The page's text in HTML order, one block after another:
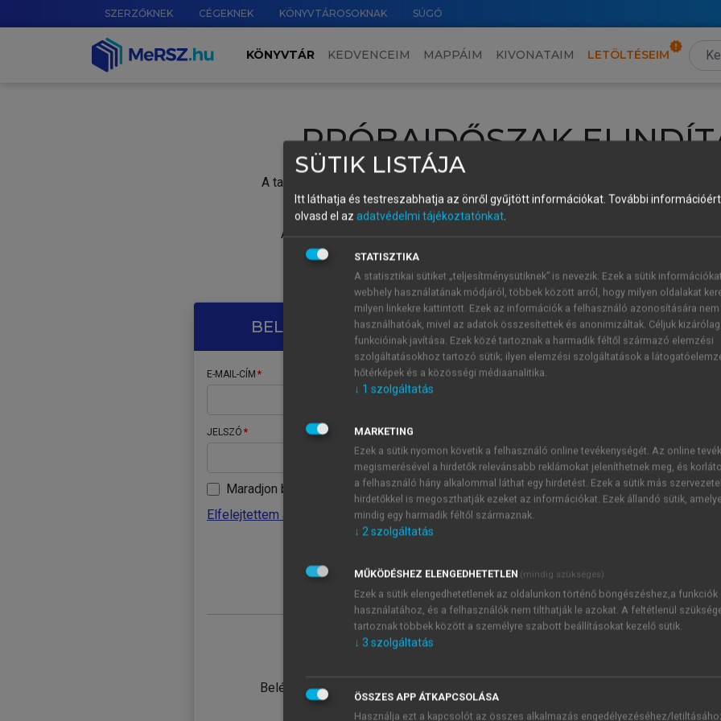
SZERZŐKNEK CÉGEKNEK KÖNYVTÁROSOKNAK SÚGÓ
KÖNYVTÁR KEDVENCEIM MAPPÁIM KIVONATAIM LETÖLTÉSEIM
PRÓBAIDŐSZAK
A tartalom megtekintéséhez lépj be a saját fiókoddal, iskolai azonosítóddal vagy
Új felhasználóként1 óra díjmentes hozzáférésrevagy
A próbaidőszak elindításához,
vagy hozz
A regisztráció után a
BELÉPÉS SAJÁT FIÓKKAL
E-MAIL-CÍM
JELSZÓ
Maradjon belépve
Elfelejtettem a jelszavamat
Belépés intézményi azonosítóval
ÚJ FIÓK
1 óra
JELSZÓ
Kérek értesítést a MeRSZ
Kérek értesítést az
SÜTIK LISTÁJA
Itt láthatja és testreszabhatja az önről gyűjtött információkat. További
olvasd el az adatvédelmi tájékoztatónkat.
STATISZTIKA
A statisztikai sütiket „teljesítménysütiknek” is nevezik. Ezek a sütik
webhely használatának módjáról, többek között arról, hogy milyen oldalakat
milyen linkekre kattintott. Ezek az információk a felhasználó azonosítására nem
használhatóak, mivel az adatok összesítettek és anonimizáltak. Céljuk
funkcióinak javítása. Ezek közé tartoznak a harmadik féltől származó elemzési
szolgáltatásokhoz tartozó sütik; ilyen elemzési szolgáltatások a
hőtérképek és a közösségi médiaanalitika.
↓ 1 szolgáltatás
MARKETING
Ezek a sütik nyomon követik a felhasználó online tevékenységét. Az online
megismerésével a hirdetők relevánsabb reklámokat jeleníthetnek meg, és
a felhasználó hány alkalommal láthat egy hirdetést. Ezek a sütik más
hirdetőkkel is megoszthatják ezeket az információkat. Ezek állandó sütik,
mindig egy harmadik féltől származnak.
↓ 2szolgáltatás
MŰKÖDÉSHEZ ELENGEDHETETLEN (mindig szükséges)
Ezek a sütik elengedhetetlenek az oldalunkon történő böngészéshez,a funkciók
használatához, és a felhasználók nem tilthatják le azokat. A feltétlenül
tartoznak többek között a személyre szabott beállításokat kezelő sütik.
↓ 3 szolgáltatás
ÖSSZES APP ÁTKAPCSOLÁSA
Használja ezt a kapcsolót az összes alkalmazás engedélyezéséhez/